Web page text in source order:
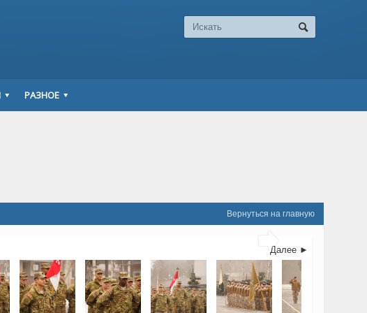
РАЗНОЕ
Вернуться на главную

Далее ►